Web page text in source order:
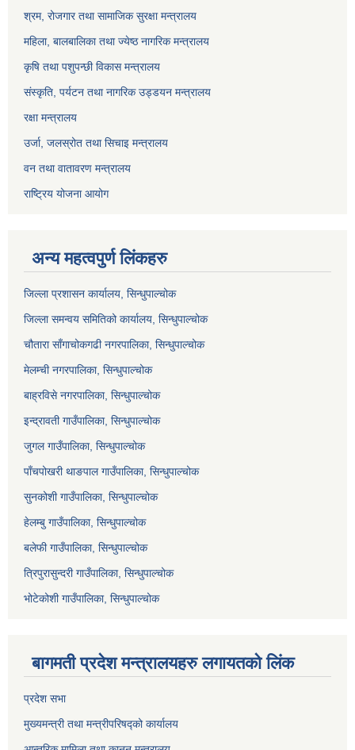
श्रम, रोजगार तथा सामाजिक सुरक्षा मन्त्रालय
महिला, बालबालिका तथा ज्येष्ठ नागरिक मन्त्रालय
कृषि तथा पशुपन्छी विकास मन्त्रालय
संस्कृति, पर्यटन तथा नागरिक उड्डयन मन्त्रालय
रक्षा मन्त्रालय
उर्जा, जलस्रोत तथा सिचाइ मन्त्रालय
वन तथा वातावरण मन्त्रालय
राष्ट्रिय योजना आयोग
अन्य महत्वपुर्ण लिंकहरु
जिल्ला प्रशासन कार्यालय, सिन्धुपाल्चोक
जिल्ला समन्वय समितिको कार्यालय, सिन्धुपाल्चोक
चौतारा साँगाचोकगढी नगरपालिका, सिन्धुपाल्चोक
मेलम्ची नगरपालिका, सिन्धुपाल्चोक
बाह्रविसे नगरपालिका, सिन्धुपाल्चोक
इन्द्रावती गाउँपालिका, सिन्धुपाल्चोक
जुगल गाउँपालिका, सिन्धुपाल्चोक
पाँचपोखरी थाङपाल गाउँपालिका, सिन्धुपाल्चोक
सुनकोशी गाउँपालिका, सिन्धुपाल्चोक
हेलम्बु गाउँपालिका, सिन्धुपाल्चोक
बलेफी गाउँपालिका, सिन्धुपाल्चोक
त्रिपुरासुन्दरी गाउँपालिका, सिन्धुपाल्चोक
भोटेकोशी गाउँपालिका, सिन्धुपाल्चोक
बागमती प्रदेश मन्त्रालयहरु लगायतको लिंक
प्रदेश सभा
मुख्यमन्त्री तथा मन्त्रीपरिषद्को कार्यालय